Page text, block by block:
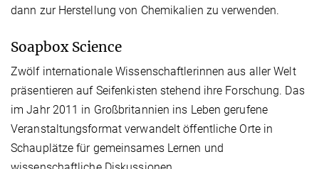
dann zur Herstellung von Chemikalien zu verwenden.
Soapbox Science
Zwölf internationale Wissenschaftlerinnen aus aller Welt
präsentieren auf Seifenkisten stehend ihre Forschung. Das
im Jahr 2011 in Großbritannien ins Leben gerufene
Veranstaltungsformat verwandelt öffentliche Orte in
Schauplätze für gemeinsames Lernen und